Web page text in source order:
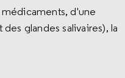
d'une
glandes salivaires), la